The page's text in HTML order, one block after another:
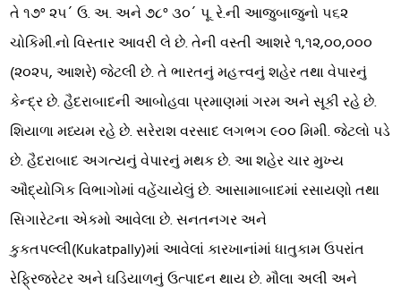
તે ૧૭° ૨૫´ ઉ. અ. અને ૭૮° ૩૦´ પૂ. રે.ની આજુબાજુનો ૫૬૨
ચોકિમી.નો વિસ્તાર આવરી લે છે. તેની વસ્તી આશરે ૧,૧૨,૦૦,૦૦૦
(૨૦૨૫, આશરે) જેટલી છે. તે ભારતનું મહત્ત્વનું શહેર તથા વેપારનું
કેન્દ્ર છે. હૈદરાબાદની આબોહવા પ્રમાણમાં ગરમ અને સૂકી રહે છે.
શિયાળા મધ્યમ રહે છે. સરેરાશ વરસાદ લગભગ ૯૦૦ મિમી. જેટલો પડે
છે. હૈદરાબાદ અગત્યનું વેપારનું મથક છે. આ શહેર ચાર મુખ્ય
ઔદ્યોગિક વિભાગોમાં વહેંચાયેલું છે. આસામાબાદમાં રસાયણો તથા
સિગારેટના એકમો આવેલા છે. સનતનગર અને
કુકતપલ્લી(Kukatpally)માં આવેલાં કારખાનાંમાં ધાતુકામ ઉપરાંત
રેફ્રિજરેટર અને ઘડિયાળનું ઉત્પાદન થાય છે. મૌલા અલી અને